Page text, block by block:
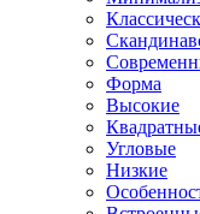
Форма
Высокие
Угловые
Низкие